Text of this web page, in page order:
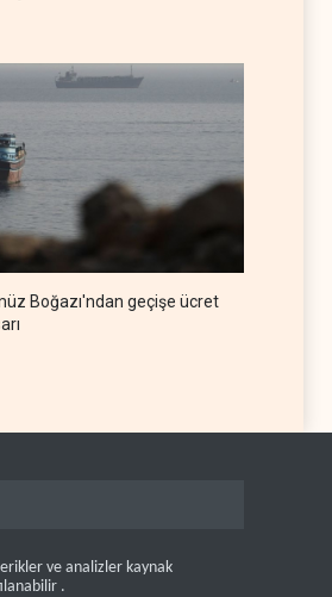
Boğazı'ndan geçişe ücret
ve analizler kaynak
.